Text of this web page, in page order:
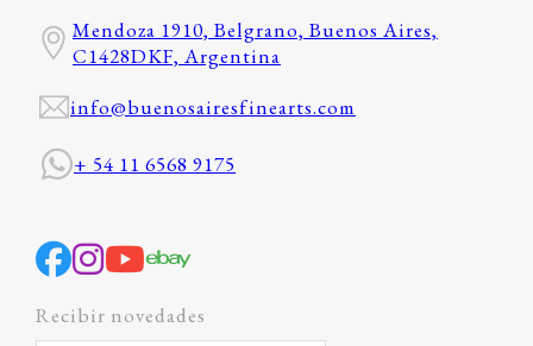
Mendoza 1910, Belgrano, Buenos Aires,
C1428DKF, Argentina
info@buenosairesfinearts.com
+ 54 11 6568 9175
Recibir novedades